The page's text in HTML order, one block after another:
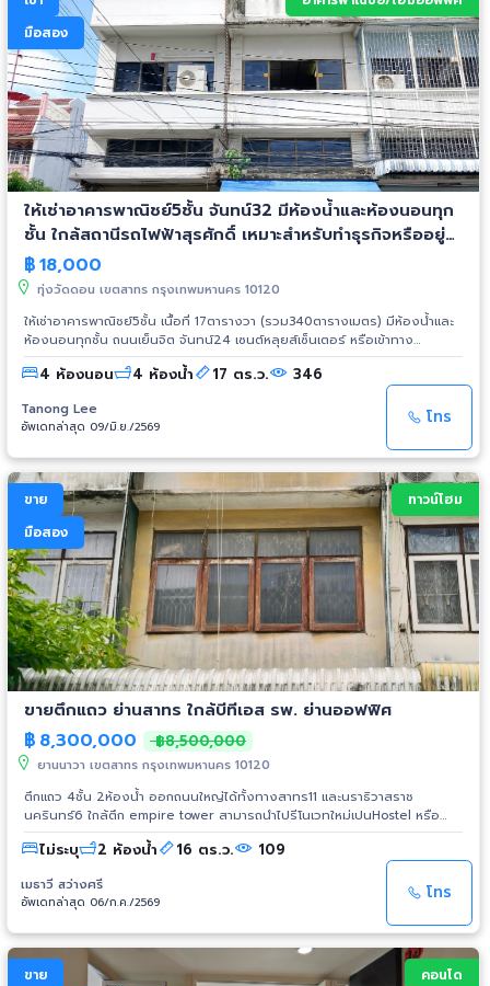
มือสอง
ให้เช่าอาคารพาณิชย์5ชั้น จันทน์32 มีห้องน้ำและห้องนอนทุก
ชั้น ใกล้สถานีรถไฟฟ้าสุรศักดิ์ เหมาะสำหรับทำธุรกิจหรืออยู่
อาศัย
฿18,000
ทุ่งวัดดอน เขตสาทร กรุงเทพมหานคร 10120
ให้เช่าอาคารพาณิชย์5ชั้น เนื้อที่ 17ตารางวา (รวม340ตารางเมตร) มีห้องน้ำและ
ห้องนอนทุกชั้น ถนนเย็นจิต จันทน์24 เซนต์หลุยส์เซ็นเตอร์ หรือเข้าทาง
จันทน์32ก็ได้ ใกล้สถานีรถไฟฟ้าสุรศักดิ์ เหมาะสำหรับทำธุรกิจ หรืออยู่อาศัย ค่า
เช่าเดือนละ18,000บาท ติดต่อ อาจารย์ทนง 089-1112067
4 ห้องนอน 4 ห้องน้ำ 17 ตร.ว. 346
Tanong Lee
อัพเดทล่าสุด 09/มิ.ย./2569 โทร
ขาย
มือสอง
ทาวน์โฮม
ขายตึกแถว ย่านสาทร ใกล้บีทีเอส รพ. ย่านออฟฟิศ
฿ 8,300,000 ฿8,500,000
ยานนาวา เขตสาทร กรุงเทพมหานคร 10120
ตึกแถว 4ชั้น 2ห้องน้ำ ออกถนนใหญ่ได้ทั้งทางสาทร11 และนราธิวาสราช
นครินทร์6 ใกล้ตึก empire tower สามารถนำไปรีโนเวทใหม่เปนHostel หรือ
ที่พักอาศัยได้
ไม่ระบุ 2 ห้องน้ำ 16 ตร.ว. 109
เมธาวี สว่างศรี
อัพเดทล่าสุด 06/ก.ค./2569 โทร
ขาย
คอนโด